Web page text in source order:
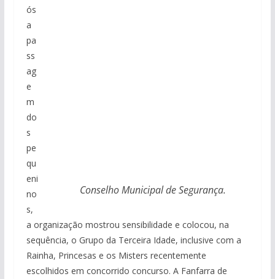
Conselho Municipal de Segurança.
ós
a
pa
ss
ag
e
m
do
s
pe
qu
eni
no
s,
a organização mostrou sensibilidade e colocou, na
sequência, o Grupo da Terceira Idade, inclusive com a
Rainha, Princesas e os Misters recentemente
escolhidos em concorrido concurso. A Fanfarra de